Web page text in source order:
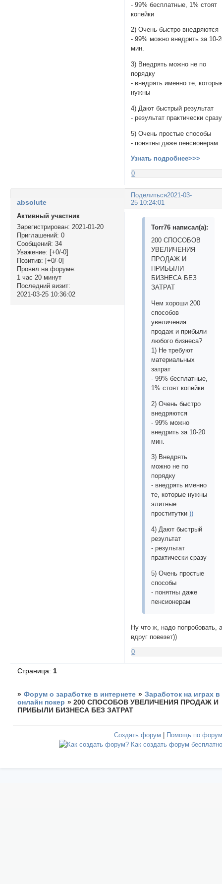
- 99% бесплатные, 1% стоят
копейки
2) Очень быстро внедряются
- 99% можно внедрить за 10-
мин.
3) Внедрять можно не по
порядку
- внедрять именно те,
нужны
4) Дают быстрый результат
- результат практически сразу
5) Очень простые способы
- понятны даже пенсионерам
Узнать подробнее>>>
0
Поделиться2021-03-
25 10:24:01
absolute
Активный участник
Зарегистрирован: 2021-01-20
Приглашений: 0
Сообщений: 34
Уважение: [+0/-0]
Позитив: [+0/-0]
Провел на форуме:
1 час 20 минут
Последний визит:
2021-03-25 10:36:02
Torr76 написал(а):
200 СПОСОБОВ
УВЕЛИЧЕНИЯ
ПРОДАЖ И
ПРИБЫЛИ
БИЗНЕСА БЕЗ
ЗАТРАТ
Чем хороши 200
способов
увеличения
продаж и прибыли
любого бизнеса?
1) Не требуют
материальных
затрат
- 99% бесплатные,
1% стоят копейки
2) Очень быстро
внедряются
- 99% можно
внедрить за 10-20
мин.
3) Внедрять
можно не по
порядку
- внедрять именно
те, которые нужны
элитные
проститутки))
4) Дают быстрый
результат
- результат
практически сразу
5) Очень простые
способы
- понятны даже
пенсионерам
Ну что ж, надо попробовать,
вдруг повезет))
0
Страница: 1
» Форум о заработке в интернете » Заработок на играх в
онлайн покер »200 СПОСОБОВ УВЕЛИЧЕНИЯ ПРОДАЖ И
ПРИБЫЛИ БИЗНЕСА БЕЗ ЗАТРАТ
Создать форум Помощь по